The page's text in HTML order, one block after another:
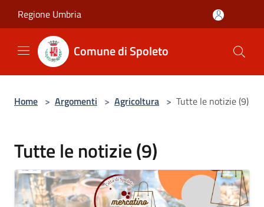
Regione Umbria
Comune di Spoleto
Home > Argomenti > Agricoltura > Tutte le notizie (9)
Tutte le notizie (9)